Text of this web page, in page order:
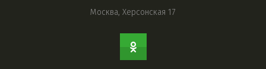
Москва, Херсонская 17